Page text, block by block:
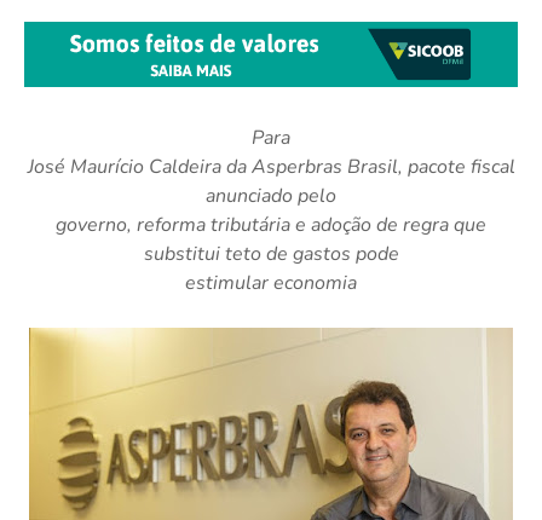
Para
José Maurício Caldeira da Asperbras Brasil, pacote fiscal
anunciado pelo
governo, reforma tributária e adoção de regra que
substitui teto de gastos pode
estimular economia